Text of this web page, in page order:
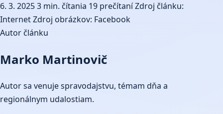
6. 3. 20253 min. čítania 19 prečítaníZdroj článku:
InternetZdroj obrázkov: Facebook
Autor článku
Marko Martinovič
Autor sa venuje spravodajstvu, témam dňa a
regionálnym udalostiam.